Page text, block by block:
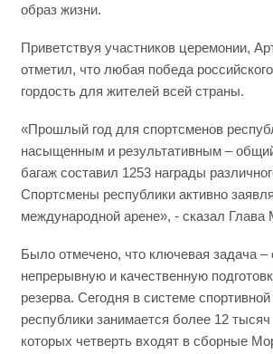
образ жизни.
Приветствуя участников церемонии,
отметил, что любая победа
гордость для жителей всей страны.
«Прошлый год для спортсменов
насыщенным и результативным –
багаж составил 1253 награды
Спортсмены республики активно
международной арене», - сказал Глава
Было отмечено, что ключевая задача –
непрерывную и качественную
резерва. Сегодня в системе спортивной
республики занимается более 12
которых четверть входят в сборные